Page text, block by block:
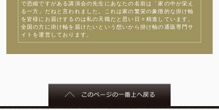
で恐縮ですがある講演会の先生にあなたの名前は「家の中が栄え
る一方」だねと言われました。これは家の繁栄の象徴的な掛け軸
を皆様にお届けするのは私の天職だと思い日々精進しています。
全国の方に掛け軸を届けたいという想いから掛け軸の通販専門サ
イトを運営しております。